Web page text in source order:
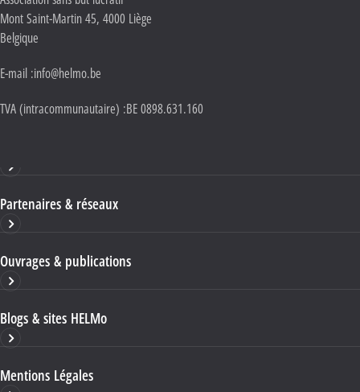
Mont Saint-Martin 45, 4000 Liège
Belgique
E-mail :info@helmo.be
TVA (intracommunautaire) :BE 0898.631.160
Partenaires & réseaux
Ouvrages & publications
Blogs & sites HELMo
Mentions Légales